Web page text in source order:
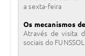
a sexta-feira
Os mecanismos
Através de visita
sociais do